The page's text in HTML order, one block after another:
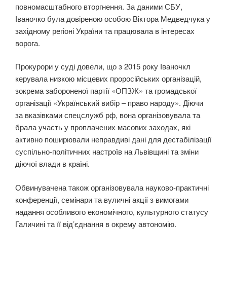
повномасштабного вторгнення. За даними СБУ,
Іваночко була довіреною особою Віктора Медведчука у
західному регіоні України та працювала в інтересах
ворога.
Прокурори у суді довели, що з 2015 року Іваночкл
керувала низкою місцевих проросійських організацій,
зокрема забороненої партії «ОПЗЖ» та громадської
організації «Український вибір – право народу». Діючи
за вказівками спецслужб рф, вона організовувала та
брала участь у проплачених масових заходах, які
активно поширювали неправдиві дані для дестабілізації
суспільно-політичних настроїв на Львівщині та зміни
діючої влади в країні.
Обвинувачена також організовувала науково-практичні
конференції, семінари та вуличні акції з вимогами
надання особливого економічного, культурного статусу
Галичині та її від’єднання в окрему автономію.